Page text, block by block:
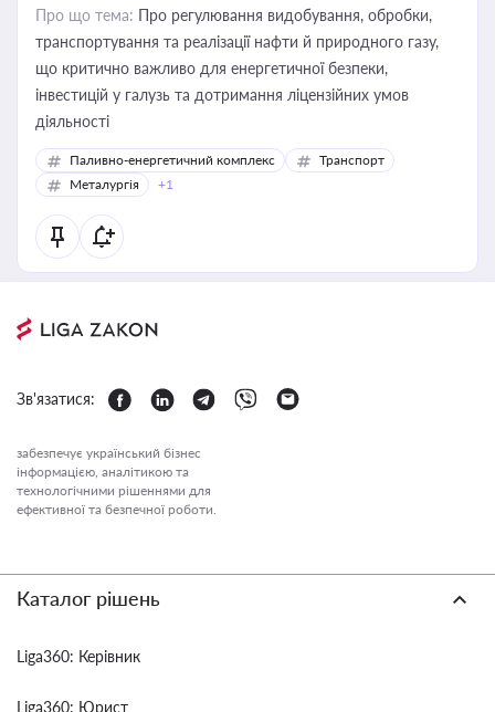
Про що тема: Про регулювання видобування, обробки,
транспортування та реалізації нафти й природного газу,
що критично важливо для енергетичної безпеки,
інвестицій у галузь та дотримання ліцензійних умов
діяльності
Паливно-енергетичний комплекс
Транспорт
Металургія
+1
Зв'язатися:
забезпечує український бізнес
інформацією, аналітикою та
технологічними рішеннями для
ефективної та безпечної роботи.
Каталог рішень
Liga360: Керівник
Liga360: Юрист